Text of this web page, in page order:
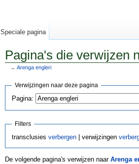
Pagina's die verwijzen
← Arenga engleri
Verwijzingen naar deze pagina
Pagina:
Filters
transclusies verbergen| verwijzingen
De volgende pagina's verwijzen naar Arenga
Speciale pagina